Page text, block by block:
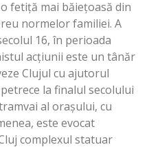
fetiță mai băiețoasă din
normelor familiei. A
16, în perioada
acțiunii este un tânăr
Clujul cu ajutorul
la finalul secolului
al orașului, cu
este evocat
complexul statuar